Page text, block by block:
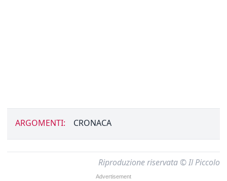
ARGOMENTI: CRONACA
Riproduzione riservata © Il Piccolo